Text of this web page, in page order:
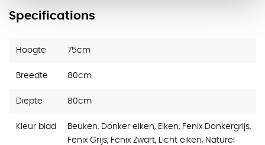
Specifications
Hoogte 75cm
Breedte 80cm
Diepte 80cm
Kleur blad
Beuken, Donker eiken, Eiken, Fenix Donkergrijs,
Fenix Grijs, Fenix Zwart, Licht eiken, Naturel